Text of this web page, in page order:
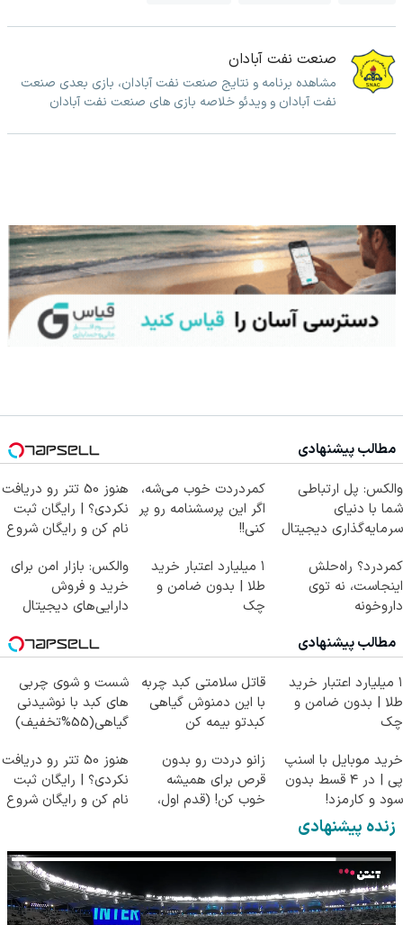
صنعت نفت آبادان
مشاهده برنامه و نتایج صنعت نفت آبادان، بازی بعدی صنعت
نفت آبادان و ویدئو خلاصه بازی های صنعت نفت آبادان
مطالب پیشنهادی
والکس: پل ارتباطی
شما با دنیای
سرمایه‌گذاری دیجیتال
کمردردت خوب می‌شه،
اگر این پرسشنامه رو پر
کنی!!
هنوز 50 تتر رو دریافت
نکردی؟ | رایگان ثبت
نام کن و رایگان شروع
کمردرد؟ راه‌حلش
اینجاست، نه توی
داروخونه
۱ میلیارد اعتبار خرید
طلا | بدون ضامن و
چک
والکس: بازار امن برای
خرید و فروش
دارایی‌های دیجیتال
مطالب پیشنهادی
۱ میلیارد اعتبار خرید
طلا | بدون ضامن و
چک
قاتل سلامتی کبد چربه
با این دمنوش گیاهی
کبدتو بیمه کن
شست و شوی چربی
های کبد با نوشیدنی
گیاهی(55%تخفیف)
خرید موبایل با اسنپ
پی | در ۴ قسط بدون
سود و کارمزد!
زانو دردت رو بدون
قرص برای همیشه
خوب کن! (قدم اول،
هنوز 50 تتر رو دریافت
نکردی؟ | رایگان ثبت
نام کن و رایگان شروع
زنده پیشنهادی